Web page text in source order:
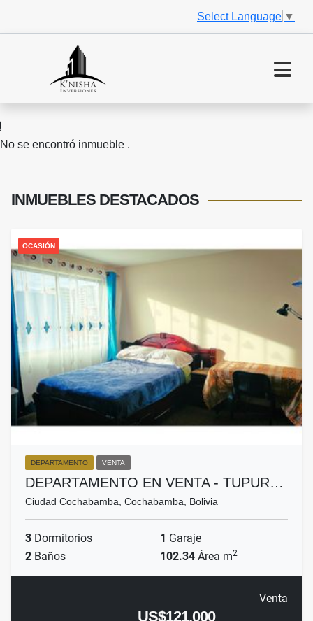
Select Language ▼
No se encontró inmueble .
INMUEBLES DESTACADOS
OCASIÓN
DEPARTAMENTO VENTA
DEPARTAMENTO EN VENTA - TUPUR…
Ciudad Cochabamba, Cochabamba, Bolivia
3 Dormitorios 1 Garaje
2 Baños 102.34 Área m2
Venta
US$121,000